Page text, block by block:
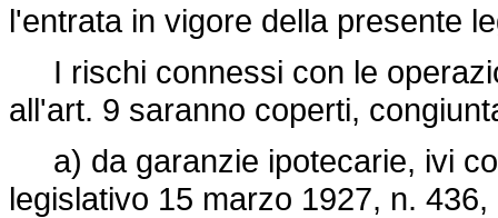
l'entrata in vigore della presente
I rischi connessi con le
all'art. 9 saranno coperti,
a) da garanzie ipotecarie, ivi
legislativo 15 marzo 1927, n. 436,